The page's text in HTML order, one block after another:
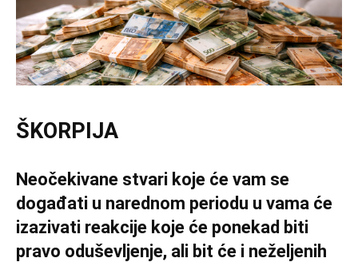
ŠKORPIJA
Neočekivane stvari koje će vam se
događati u narednom periodu u vama će
izazivati reakcije koje će ponekad biti
pravo oduševljenje, ali bit će i neželjenih